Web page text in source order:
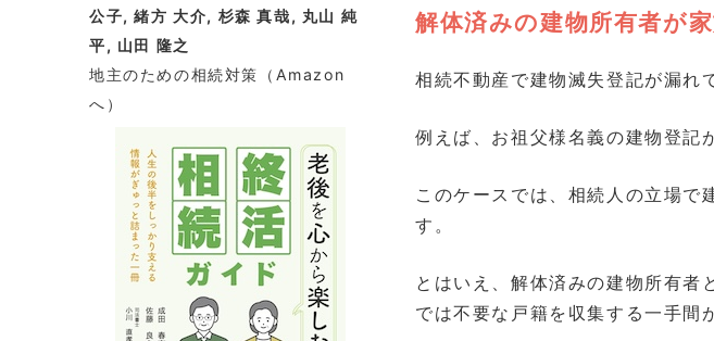
解体済みの建物所有者が
相続不動産で建物滅失登記が漏れ
例えば、お祖父様名義の建物登記
このケースでは、相続人の立場で
す。
とはいえ、解体済みの建物所有者
では不要な戸籍を収集する一手間
公子, 緒方 大介, 杉森 真哉, 丸山 純
平, 山田 隆之
地主のための相続対策
（Amazon
へ）